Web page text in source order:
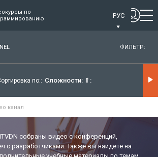
по
РУС
ФИЛЬТР:
по: Сложности: ⇑
канал
собраны видео с конференций,
с разработчиками. Также вы найдете на